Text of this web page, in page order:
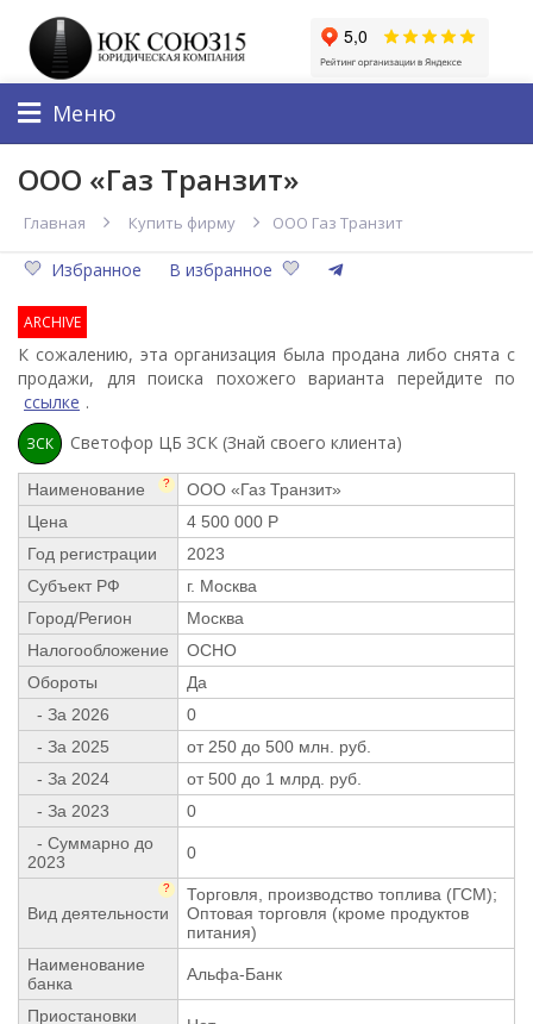
Меню
ООО «Газ Транзит»
Главная Купить фирму ООО Газ Транзит
Избранное В избранное
ARCHIVE
К сожалению, эта организация была продана либо снята с
продажи, для поиска похожего варианта перейдите по
ссылке .
ЗСК Светофор ЦБ ЗСК (Знай своего клиента)
Наименование ?
ООО «Газ Транзит»
Цена
4 500 000 Р
Год регистрации
2023
Субъект РФ
г. Москва
Город/Регион
Москва
Налогообложение
ОСНО
Обороты
Да
- За 2026
0
- За 2025
от 250 до 500 млн. руб.
- За 2024
от 500 до 1 млрд. руб.
- За 2023
0
- Суммарно до
2023
0
Вид деятельности
?
Торговля, производство топлива (ГСМ);
Оптовая торговля (кроме продуктов
питания)
Наименование
банка
Альфа-Банк
Приостановки